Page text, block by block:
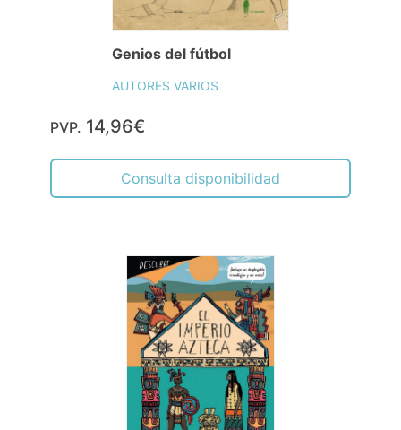
Genios del fútbol
AUTORES VARIOS
PVP. 14,96€
Consulta disponibilidad